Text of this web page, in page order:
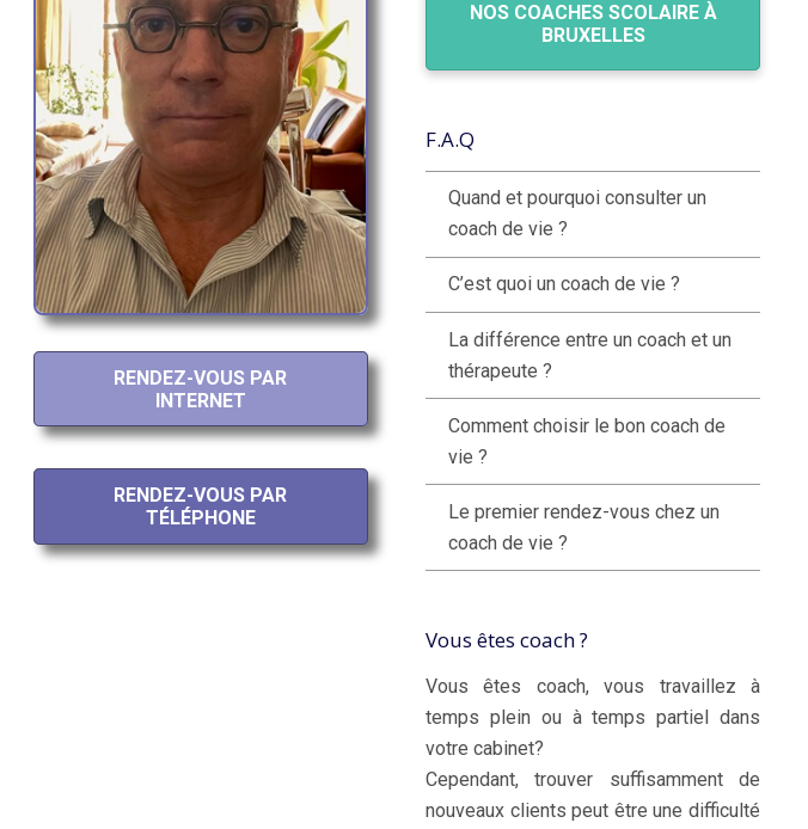
RENDEZ-VOUS PAR
INTERNET
RENDEZ-VOUS PAR
TÉLÉPHONE
NOS COACHES SCOLAIRE À
BRUXELLES
F.A.Q
Quand et pourquoi consulter un
coach de vie ?
C’est quoi un coach de vie ?
La différence entre un coach et un
thérapeute ?
Comment choisir le bon coach de
vie ?
Le premier rendez-vous chez un
coach de vie ?
Vous êtes coach ?
Vous êtes coach, vous travaillez à
temps plein ou à temps partiel dans
votre cabinet?
Cependant, trouver suffisamment de
nouveaux clients peut être une difficulté